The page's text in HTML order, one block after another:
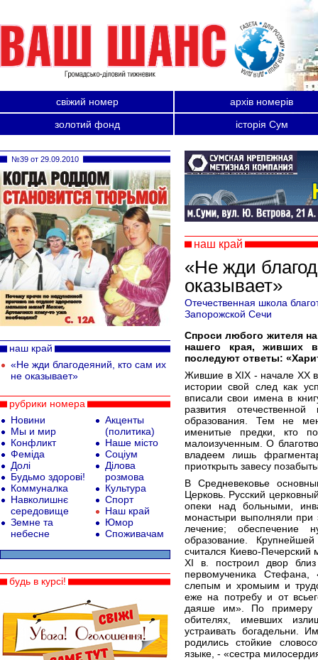
свіжий номер
архів номерів
золотий фонд
історія Сум
наш край
«Не жди
оказывает»
Отечественная школа
Запорожской Сечи
Спроси любого жителя
нашего края, живших
последуют oтветы:
Жившие в ХІХ - начале ХХ
истории свой след как
вписали свои имена в
развития
образования. Тем не
именитые предки, кто
малоизученным. О
владеем лишь
приоткрыть завесу
В Средневековье
Церковь. Русский
опеки над больными,
монастыри выполняли при
лечение; обеспечение
образование.
считался Киево-
ХІ в. построил двор
первомученика
слепым и хромыим и
еже на потребу и от
даяше им». По примеру
обителях, имевших
устраивать богадельни.
родились стойкие
языке, - «сестра
№39 от 29.09.2010
наш край
«Не жди благодеяний, кто сам их
не оказывает»
рубрики номера
Новини
Мы и мир
Конфликт
Феміда
Долі
Будьмо здорові!
Коммуналка
Навколишнє
середовище
Земне та
небесне
Акценты
(политика)
Наше місто
Соціум
Ділова
розмова
Культура
Спорт
Наш край
Юмор
Споживачам
будь в курсі!